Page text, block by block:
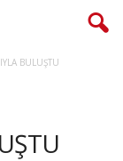
BULUŞTU